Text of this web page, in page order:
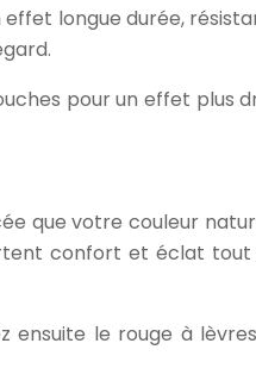
longue durée,
pour un effet plus
que votre couleur
confort et éclat tout
ensuite le rouge à